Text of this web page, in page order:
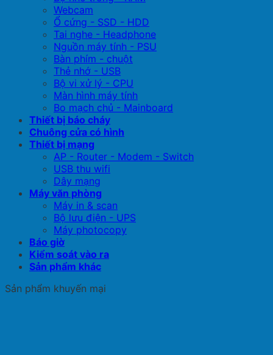
Webcam
Ổ cứng - SSD - HDD
Tai nghe - Headphone
Nguồn máy tính - PSU
Bàn phím - chuột
Thẻ nhớ - USB
Bộ vi xử lý - CPU
Màn hình máy tính
Bo mạch chủ - Mainboard
Thiết bị báo cháy
Chuông cửa có hình
Thiết bị mạng
AP - Router - Modem - Switch
USB thu wifi
Dây mạng
Máy văn phòng
Máy in & scan
Bộ lưu điện - UPS
Máy photocopy
Báo giờ
Kiểm soát vào ra
Sản phẩm khác
Sản phẩm khuyến mại